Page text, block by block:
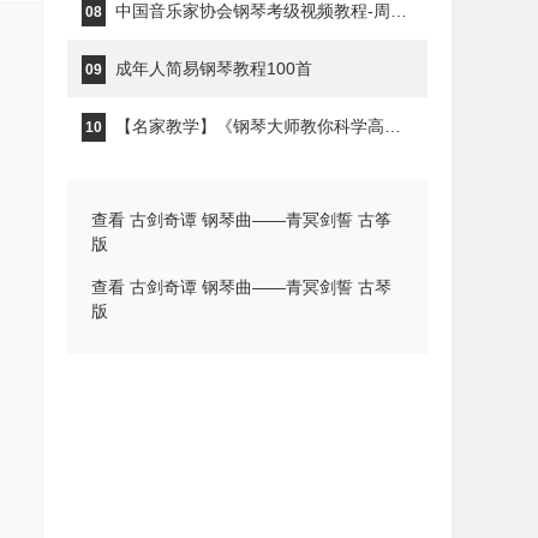
08 中国音乐家协会钢琴考级视频教程-周铭孙
09 成年人简易钢琴教程100首
10 【名家教学】《钢琴大师教你科学高效的练琴》钢琴家秦川
查看 古剑奇谭 钢琴曲——青冥剑誓 古筝
版
查看 古剑奇谭 钢琴曲——青冥剑誓 古琴
版